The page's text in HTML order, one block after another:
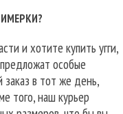
и хотите купить угги,
особые
заказ в тот же день,
того, наш курьер